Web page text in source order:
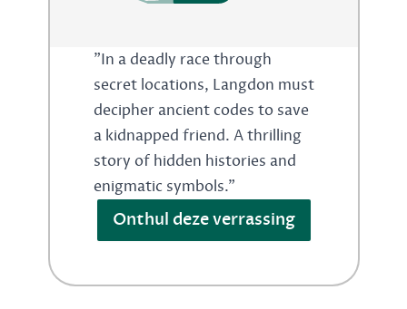
"In a deadly race through
secret locations, Langdon must
decipher ancient codes to save
a kidnapped friend. A thrilling
story of hidden histories and
enigmatic symbols."
Onthul deze verrassing